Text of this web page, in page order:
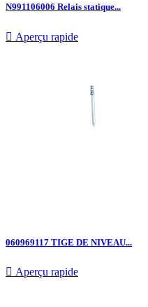
N991106006 Relais statique...
 Aperçu rapide
060969117 TIGE DE NIVEAU...
 Aperçu rapide